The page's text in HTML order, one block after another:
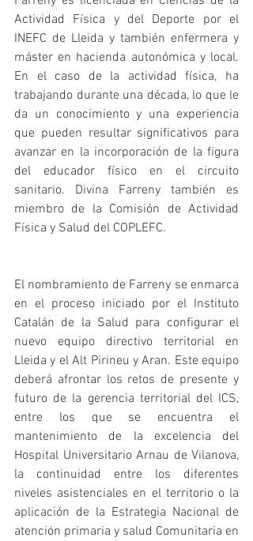
Actividad Física y del Deporte por el
INEFC de Lleida y también enfermera y
máster en hacienda autonómica y local.
En el caso de la actividad física, ha
trabajando durante una década, lo que le
da un conocimiento y una experiencia
que pueden resultar significativos para
avanzar en la incorporación de la figura
del educador físico en el circuito
sanitario. Divina Farreny también es
miembro de la Comisión de Actividad
Física y Salud del COPLEFC.
El nombramiento de Farreny se enmarca
en el proceso iniciado por el Instituto
Catalán de la Salud para configurar el
nuevo equipo directivo territorial en
Lleida y el Alt Pirineu y Aran. Este equipo
deberá afrontar los retos de presente y
futuro de la gerencia territorial del ICS,
entre los que se encuentra el
mantenimiento de la excelencia del
Hospital Universitario Arnau de Vilanova,
la continuidad entre los diferentes
niveles asistenciales en el territorio o la
aplicación de la Estrategia Nacional de
atención primaria y salud Comunitaria en